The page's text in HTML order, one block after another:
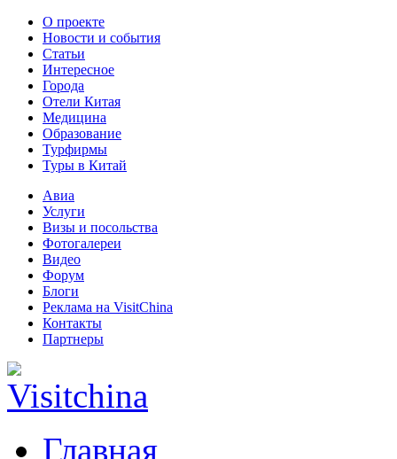
О проекте
Новости и события
Статьи
Интересное
Города
Отели Китая
Медицина
Образование
Турфирмы
Туры в Китай
Авиа
Услуги
Визы и посольства
Фотогалереи
Видео
Форум
Блоги
Реклама на VisitChina
Контакты
Партнеры
Главная